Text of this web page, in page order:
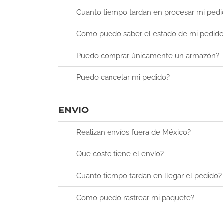
Cuanto tiempo tardan en procesar mi
Como puedo saber el estado de mi
Puedo comprar únicamente un armazón?
Puedo cancelar mi pedido?
ENVIO
Realizan envíos fuera de México?
Que costo tiene el envío?
Cuanto tiempo tardan en llegar el pedido?
Como puedo rastrear mi paquete?